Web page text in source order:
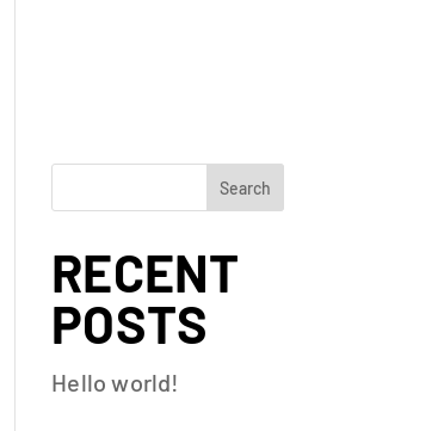
Search
RECENT
POSTS
Hello world!